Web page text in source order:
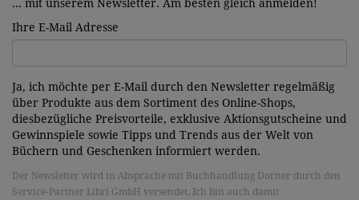
... mit unserem Newsletter. Am besten gleich anmelden!
Ihre E-Mail Adresse
Ja, ich möchte per E-Mail durch den Newsletter regelmäßig
über Produkte aus dem Sortiment des Online-Shops,
diesbezügliche Preisvorteile, exklusive Aktionsgutscheine und
Gewinnspiele sowie Tipps und Trends aus der Welt von
Büchern und Geschenken informiert werden.
Der Newsletter wird in Absprache mit Buchhandlung Dorner durch den
Service-Partner Libri GmbH versendet. Ich bin auch damit